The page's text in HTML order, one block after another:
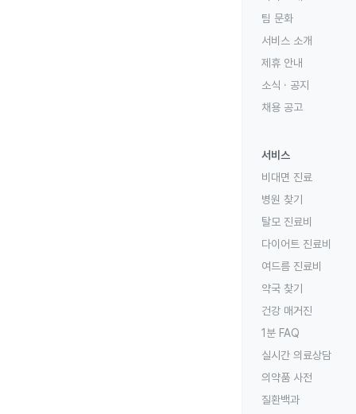
팀 문화
서비스 소개
제휴 안내
소식 · 공지
채용 공고
서비스
비대면 진료
병원 찾기
탈모 진료비
다이어트 진료비
여드름 진료비
약국 찾기
건강 매거진
1분 FAQ
실시간 의료상담
의약품 사전
질환백과